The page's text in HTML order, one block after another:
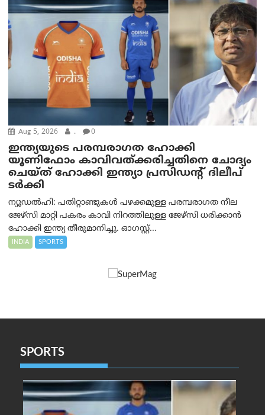
Aug 5, 2026 . 0
ഇന്ത്യയുടെ പരമ്പരാഗത ഹോക്കി
യൂണിഫോം കാവിവത്ക്കരിച്ചതിനെ ചോദ്യം
ചെയ്ത് ഹോക്കി ഇന്ത്യാ പ്രസിഡന്റ് ദിലീപ്
ടര്‍ക്കി
ന്യൂഡൽഹി: പതിറ്റാണ്ടുകൾ പഴക്കമുള്ള പരമ്പരാഗത നീല
ജേഴ്‌സി മാറ്റി പകരം കാവി നിറത്തിലുള്ള ജേഴ്‌സി ധരിക്കാൻ
ഹോക്കി ഇന്ത്യ തീരുമാനിച്ചു. ഓഗസ്റ്റ്...
INDIA SPORTS
SPORTS